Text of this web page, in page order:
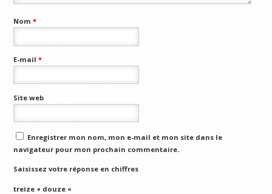
Nom*
E-mail*
Site web
Enregistrer mon nom, mon e-mail et mon site dans le
navigateur pour mon prochain commentaire.
Saisissez votre réponse en chiffres
treize + douze =